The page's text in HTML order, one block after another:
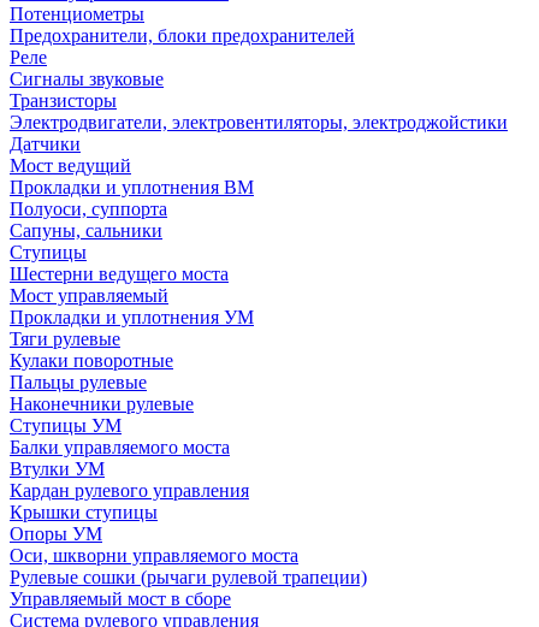
Потенциометры
Предохранители, блоки предохранителей
Реле
Сигналы звуковые
Транзисторы
Электродвигатели, электровентиляторы, электроджойстики
Датчики
Мост ведущий
Прокладки и уплотнения ВМ
Полуоси, суппорта
Сапуны, сальники
Ступицы
Шестерни ведущего моста
Мост управляемый
Прокладки и уплотнения УМ
Тяги рулевые
Кулаки поворотные
Пальцы рулевые
Наконечники рулевые
Ступицы УМ
Балки управляемого моста
Втулки УМ
Кардан рулевого управления
Крышки ступицы
Опоры УМ
Оси, шкворни управляемого моста
Рулевые сошки (рычаги рулевой трапеции)
Управляемый мост в сборе
Система рулевого управления